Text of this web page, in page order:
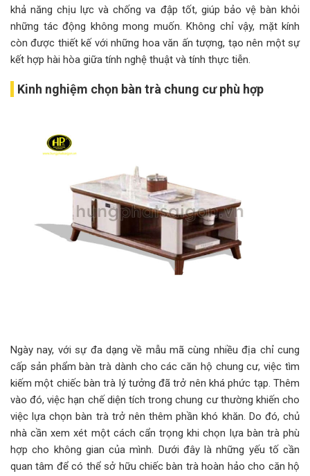
khả năng chịu lực và chống va đập tốt, giúp bảo vệ bàn khỏi
những tác động không mong muốn. Không chỉ vậy, mặt kính
còn được thiết kế với những hoa văn ấn tượng, tạo nên một sự
kết hợp hài hòa giữa tính nghệ thuật và tính thực tiễn.
Kinh nghiệm chọn bàn trà chung cư phù hợp
Ngày nay, với sự đa dạng về mẫu mã cùng nhiều địa chỉ cung
cấp sản phẩm bàn trà dành cho các căn hộ chung cư, việc tìm
kiếm một chiếc bàn trà lý tưởng đã trở nên khá phức tạp. Thêm
vào đó, việc hạn chế diện tích trong chung cư thường khiến cho
việc lựa chọn bàn trà trở nên thêm phần khó khăn. Do đó, chủ
nhà cần xem xét một cách cẩn trọng khi chọn lựa bàn trà phù
hợp cho không gian của mình. Dưới đây là những yếu tố cần
quan tâm để có thể sở hữu chiếc bàn trà hoàn hảo cho căn hộ